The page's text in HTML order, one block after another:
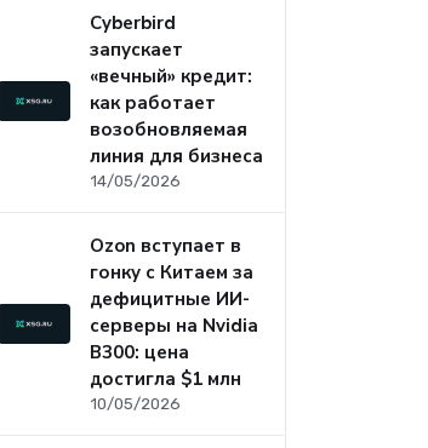
Cyberbird
запускает
«вечный» кредит:
как работает
возобновляемая
линия для бизнеса
14/05/2026
Ozon вступает в
гонку с Китаем за
дефицитные ИИ-
серверы на Nvidia
B300: цена
достигла $1 млн
10/05/2026